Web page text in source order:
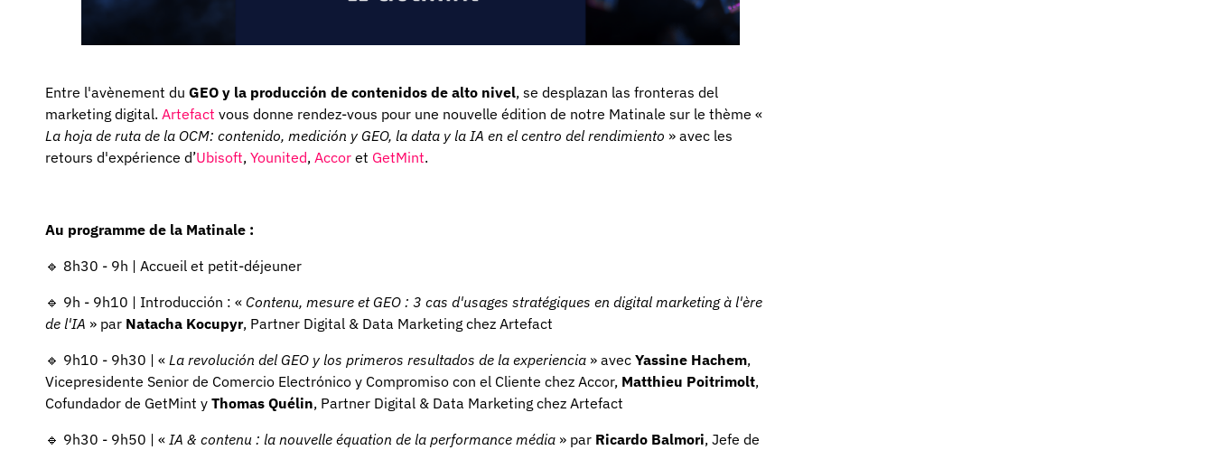
Entre l'avènement du GEO y la producción de contenidos de alto nivel, se desplazan las fronteras del
marketing digital. Artefact vous donne rendez-vous pour une nouvelle édition de notre Matinale sur le thème «
La hoja de ruta de la OCM: contenido, medición y GEO, la data y la IA en el centro del rendimiento » avec les
retours d'expérience d’Ubisoft, Younited, Accor et GetMint.
Au programme de la Matinale :
🔹 8h30 - 9h | Accueil et petit-déjeuner
🔹 9h - 9h10 | Introducción : « Contenu, mesure et GEO : 3 cas d'usages stratégiques en digital marketing à l'ère
de l'IA » par Natacha Kocupyr, Partner Digital & Data Marketing chez Artefact
🔹 9h10 - 9h30 | « La revolución del GEO y los primeros resultados de la experiencia » avec Yassine Hachem,
Vicepresidente Senior de Comercio Electrónico y Compromiso con el Cliente chez Accor, Matthieu Poitrimolt,
Cofundador de GetMint y Thomas Quélin, Partner Digital & Data Marketing chez Artefact
🔹 9h30 - 9h50 | « IA & contenu : la nouvelle équation de la performance média » par Ricardo Balmori, Jefe de